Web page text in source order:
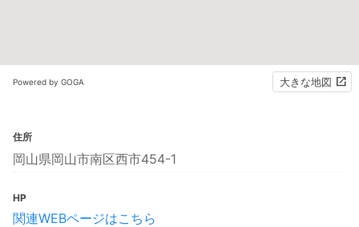
Powered by GOGA 大きな地図
住所
岡山県岡山市南区西市454-1
HP
関連WEBページはこちら